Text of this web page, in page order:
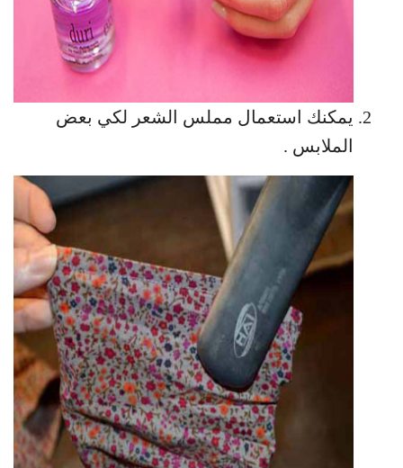
يمكنك استعمال مملس الشعر لكي بعض
الملابس .